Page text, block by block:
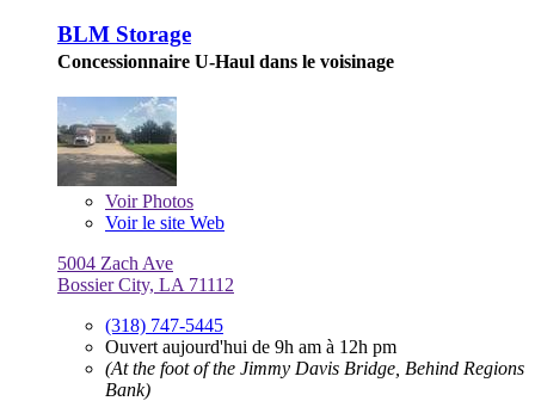
BLM Storage
Concessionnaire U-Haul dans le voisinage
VoirPhotos
Voir le site Web
5004 Zach Ave
Bossier City, LA 71112
(318) 747-5445
Ouvert aujourd'hui de 9h am à 12h pm
(At the foot of the Jimmy Davis Bridge, Behind Regions
Bank)